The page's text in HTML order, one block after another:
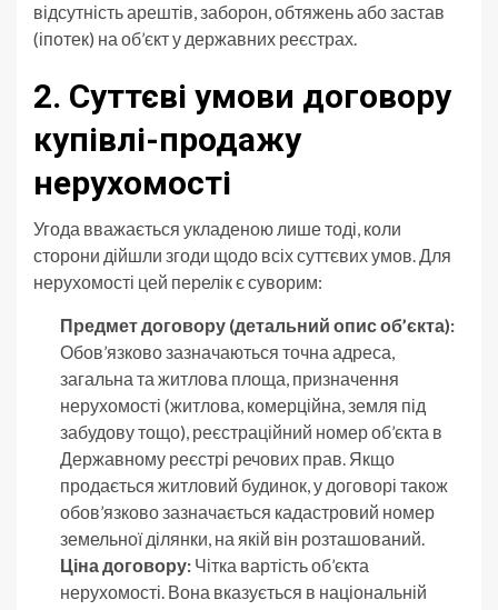
відсутність арештів, заборон, обтяжень або застав
(іпотек) на об’єкт у державних реєстрах.
2. Суттєві умови договору
купівлі-продажу
нерухомості
Угода вважається укладеною лише тоді, коли
сторони дійшли згоди щодо всіх суттєвих умов. Для
нерухомості цей перелік є суворим:
Предмет договору (детальний опис об’єкта):
Обов’язково зазначаються точна адреса,
загальна та житлова площа, призначення
нерухомості (житлова, комерційна, земля під
забудову тощо), реєстраційний номер об’єкта в
Державному реєстрі речових прав. Якщо
продається житловий будинок, у договорі також
обов’язково зазначається кадастровий номер
земельної ділянки, на якій він розташований.
Ціна договору: Чітка вартість об’єкта
нерухомості. Вона вказується в національній